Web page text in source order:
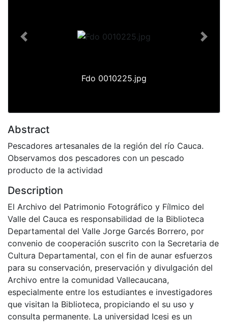
Fdo 0010225.jpg
Previous Next
Abstract
Pescadores artesanales de la región del río Cauca.
Observamos dos pescadores con un pescado
producto de la actividad
Description
El Archivo del Patrimonio Fotográfico y Fílmico del
Valle del Cauca es responsabilidad de la Biblioteca
Departamental del Valle Jorge Garcés Borrero, por
convenio de cooperación suscrito con la Secretaria de
Cultura Departamental, con el fin de aunar esfuerzos
para su conservación, preservación y divulgación del
Archivo entre la comunidad Vallecaucana,
especialmente entre los estudiantes e investigadores
que visitan la Biblioteca, propiciando el su uso y
consulta permanente. La universidad Icesi es un